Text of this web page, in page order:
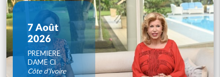
7 Août
2026
PREMIERE
DAME CI
Côte d'Ivoire